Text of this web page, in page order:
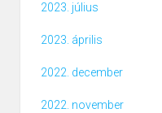
2023. július
2023. április
2022. december
2022. november